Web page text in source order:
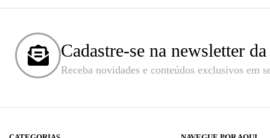
Cadastre-se na newsletter
Receba novidades e conteúdos exclusivos em